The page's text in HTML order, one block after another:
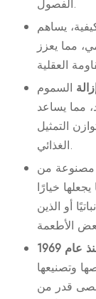
الفصول.
يساهم
مما يعزز
السموم
مما يساعد
التمثيل
الغذائي.
من
خيارًا
أو الذين
1969
وتصنيعها
قدر من